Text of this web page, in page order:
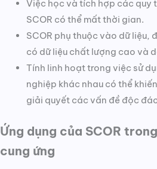
Việc học và tích hợp các quy
SCOR có thể mất thời gian.
SCOR phụ thuộc vào dữ liệu,
có dữ liệu chất lượng cao và
Tính linh hoạt trong việc sử
nghiệp khác nhau có thể
giải quyết các vấn đề độc
Ứng dụng của SCOR
cung ứng